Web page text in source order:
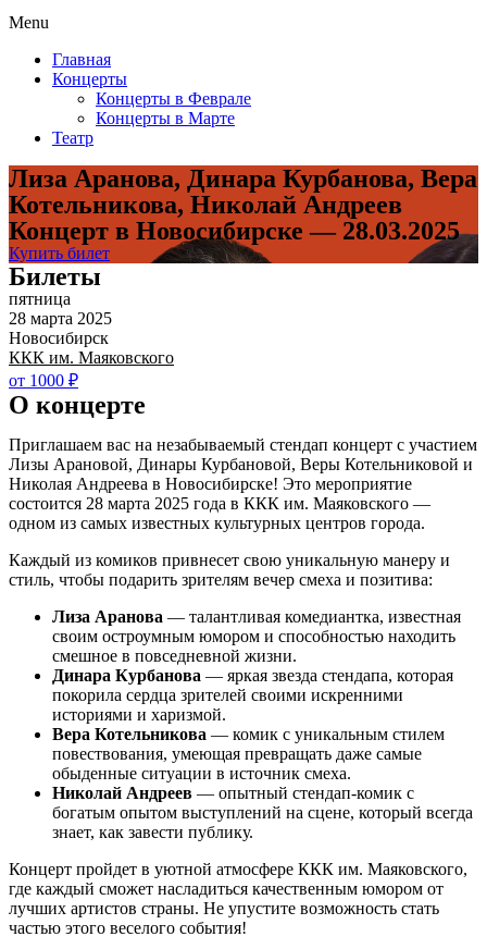
Menu
Главная
Концерты
Концерты в Феврале
Концерты в Марте
Театр
Лиза Аранова, Динара Курбанова, Вера
Котельникова, Николай Андреев
Концерт в Новосибирске — 28.03.2025
Купить билет
Билеты
пятница
28 марта 2025
Новосибирск
ККК им. Маяковского
от 1000 ₽
О концерте
Приглашаем вас на незабываемый стендап концерт с участием
Лизы Арановой, Динары Курбановой, Веры Котельниковой и
Николая Андреева в Новосибирске! Это мероприятие
состоится 28 марта 2025 года в ККК им. Маяковского —
одном из самых известных культурных центров города.
Каждый из комиков привнесет свою уникальную манеру и
стиль, чтобы подарить зрителям вечер смеха и позитива:
Лиза Аранова — талантливая комедиантка, известная
своим остроумным юмором и способностью находить
смешное в повседневной жизни.
Динара Курбанова — яркая звезда стендапа, которая
покорила сердца зрителей своими искренними
историями и харизмой.
Вера Котельникова — комик с уникальным стилем
повествования, умеющая превращать даже самые
обыденные ситуации в источник смеха.
Николай Андреев — опытный стендап-комик с
богатым опытом выступлений на сцене, который всегда
знает, как завести публику.
Концерт пройдет в уютной атмосфере ККК им. Маяковского,
где каждый сможет насладиться качественным юмором от
лучших артистов страны. Не упустите возможность стать
частью этого веселого события!